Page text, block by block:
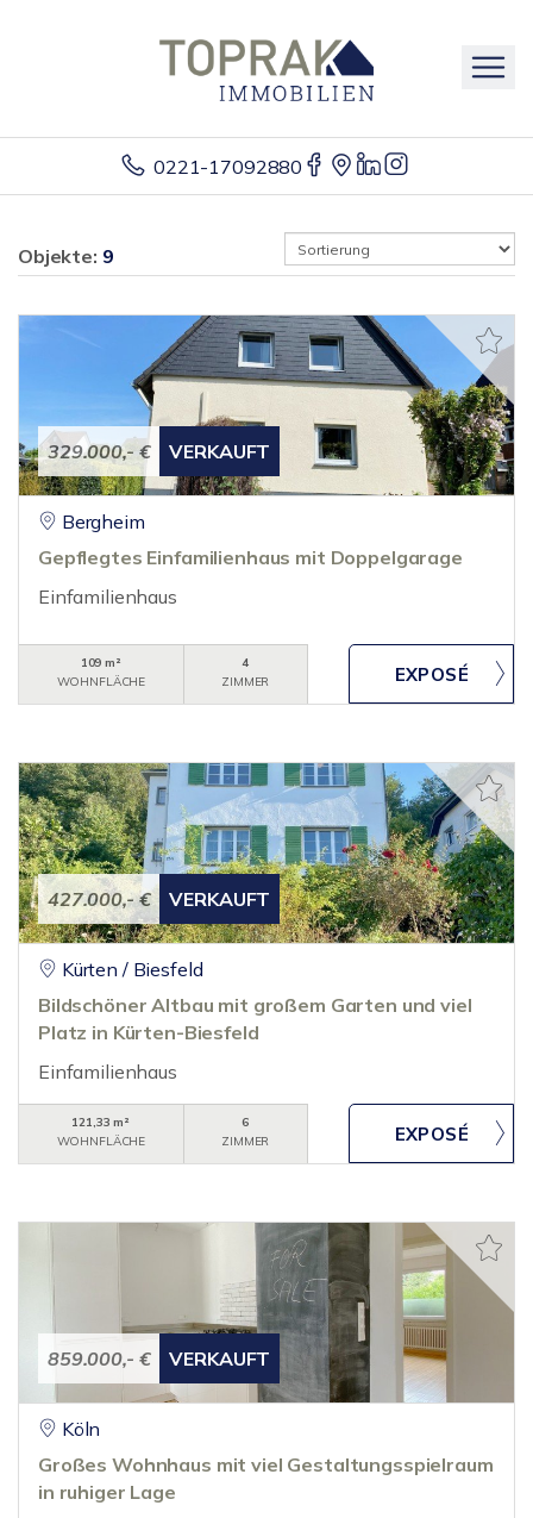
0221-17092880
Objekte: 9
329.000,- € VERKAUFT
Bergheim
Gepflegtes Einfamilienhaus mit Doppelgarage
Einfamilienhaus
109 m²
WOHNFLÄCHE
4
ZIMMER
427.000,- € VERKAUFT
Kürten / Biesfeld
Bildschöner Altbau mit großem Garten und viel
Platz in Kürten-Biesfeld
Einfamilienhaus
121,33 m²
WOHNFLÄCHE
6
ZIMMER
859.000,- € VERKAUFT
Köln
Großes Wohnhaus mit viel Gestaltungsspielraum
in ruhiger Lage